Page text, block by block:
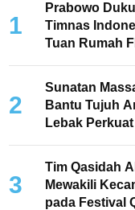
1
Prabowo
Timnas
Tuan Rumah
2
Sunatan
Bantu Tujuh
Lebak
3
Tim Qasidah
Mewakili
pada Festival